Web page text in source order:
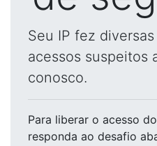
Seu IP fez
acessos suspeitos
conosco.
Para liberar o acesso
responda ao desafio